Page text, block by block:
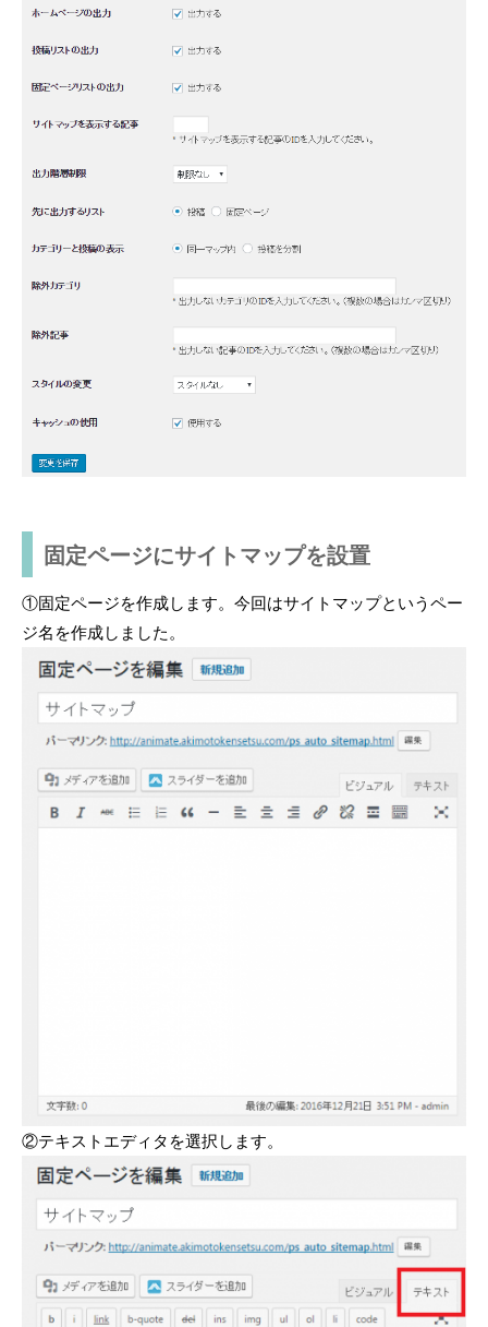
固定ページにサイトマップを設置
①固定ページを作成します。今回はサイトマップというペー
ジ名を作成しました。
②テキストエディタを選択します。